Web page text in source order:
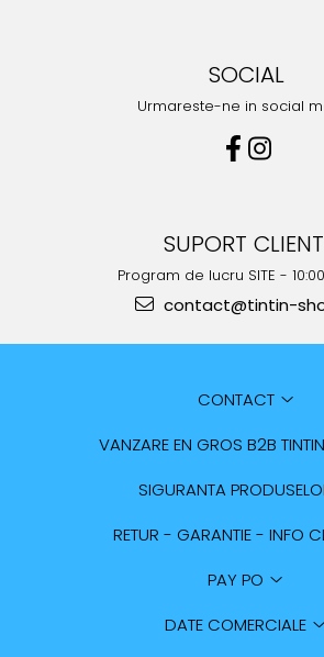
SOCIAL
Urmareste-ne in social
SUPORT
Program de lucru SITE -
contact@tintin-
CONTACT
VANZARE EN GROS B2B
SIGURANTA
RETUR - GARANTIE - INFO
PAY PO
DATE COMERCIALE